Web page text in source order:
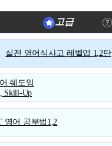
고급
실전 영어식사고 레벨업 1,2탄
쉐도잉
Skill-Up
영어 공부법1,2